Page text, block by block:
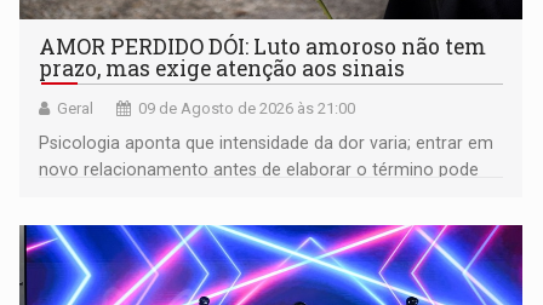
AMOR PERDIDO DÓI: Luto amoroso não tem
prazo, mas exige atenção aos sinais
Geral 09 de Agosto de 2026 às 21:00
Psicologia aponta que intensidade da dor varia; entrar em
novo relacionamento antes de elaborar o término pode